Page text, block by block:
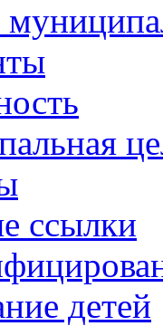
ссылки
детей